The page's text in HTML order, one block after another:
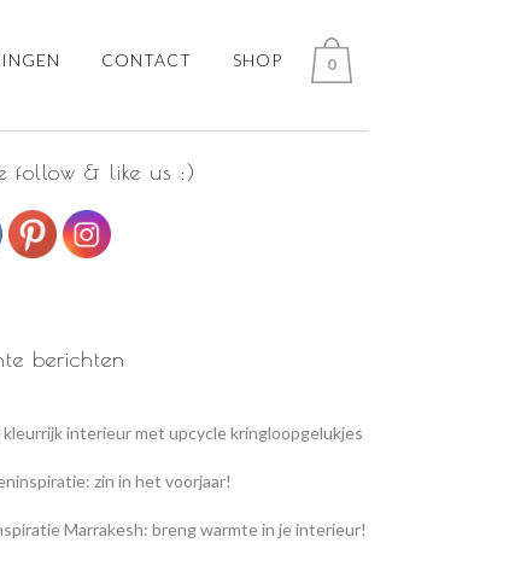
0
CONTACT SHOP
follow & like us :)
berichten
kleurrijk interieur met upcycle kringloopgelukjes
zin in het voorjaar!
Marrakesh: breng warmte in je interieur!